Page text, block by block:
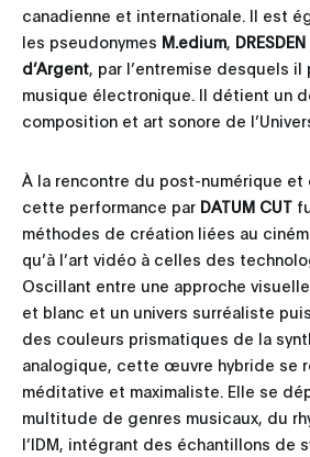
canadienne et internationale. Il est
les pseudonymes M.edium, DRESDEN
d’Argent, par l’entremise desquels
musique électronique. Il détient un
composition et art sonore de
À la rencontre du post-numérique et
cette performance par DATUM CUT
méthodes de création liées au
qu’à l’art vidéo à celles des
Oscillant entre une approche
et blanc et un univers surréaliste
des couleurs prismatiques de la
analogique, cette œuvre hybride se
méditative et maximaliste. Elle se
multitude de genres musicaux, du
l’IDM, intégrant des échantillons de